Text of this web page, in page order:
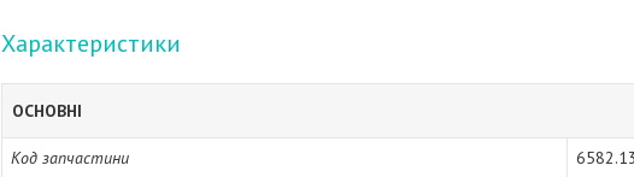
Характеристики
ОСНОВНІ
Код запчастини